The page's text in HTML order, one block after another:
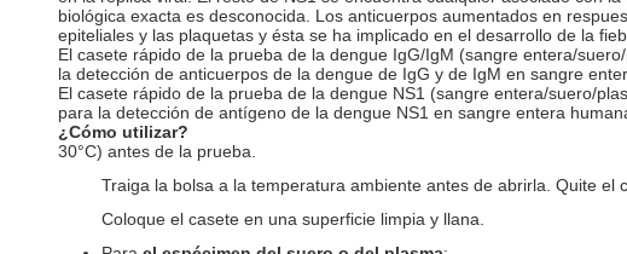
biológica exacta es desconocida. Los anticuerpos aumentados en
epiteliales y las plaquetas y ésta se ha implicado en el desarrollo de la
El casete rápido de la prueba de la dengue IgG/IgM (sangre entera/
la detección de anticuerpos de la dengue de IgG y de IgM en sangre
El casete rápido de la prueba de la dengue NS1 (sangre entera/suero/
para la detección de antígeno de la dengue NS1 en sangre entera
¿Cómo utilizar?
30°C) antes de la prueba.
Traiga la bolsa a la temperatura ambiente antes de abrirla. Quite
Coloque el casete en una superficie limpia y llana.